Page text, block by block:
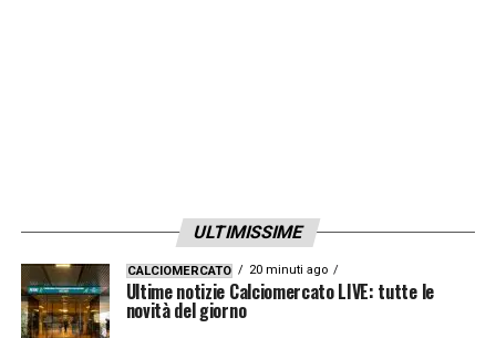
ULTIMISSIME
CALCIOMERCATO 20 minuti ago
Ultime notizie Calciomercato LIVE: tutte le
novità del giorno